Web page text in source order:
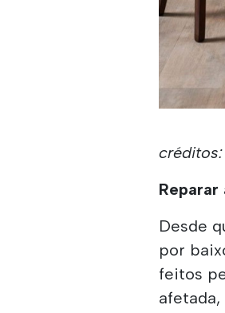
créditos:
Reparar
Desde
por
feitos